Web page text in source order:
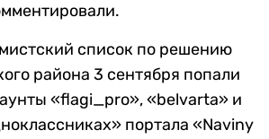
список по решению
района 3 сентября попали
«flagi_pro», «belvarta» и
портала «Naviny